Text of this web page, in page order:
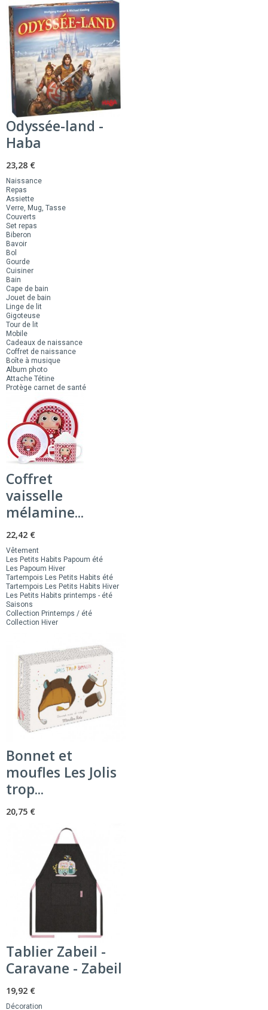
Odyssée-land -
Haba
23,28 €
Naissance
Repas
Assiette
Verre, Mug, Tasse
Couverts
Set repas
Biberon
Bavoir
Bol
Gourde
Cuisiner
Bain
Cape de bain
Jouet de bain
Linge de lit
Gigoteuse
Tour de lit
Mobile
Cadeaux de naissance
Coffret de naissance
Boîte à musique
Album photo
Attache Tétine
Protège carnet de santé
Coffret
vaisselle
mélamine...
22,42 €
Vêtement
Les Petits Habits Papoum été
Les Papoum Hiver
Tartempois Les Petits Habits été
Tartempois Les Petits Habits Hiver
Les Petits Habits printemps - été
Saisons
Collection Printemps / été
Collection Hiver
Bonnet et
moufles Les Jolis
trop...
20,75 €
Tablier Zabeil -
Caravane - Zabeil
19,92 €
Décoration